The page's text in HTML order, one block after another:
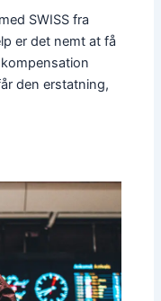
SWISS fra
er det nemt at få
den erstatning,